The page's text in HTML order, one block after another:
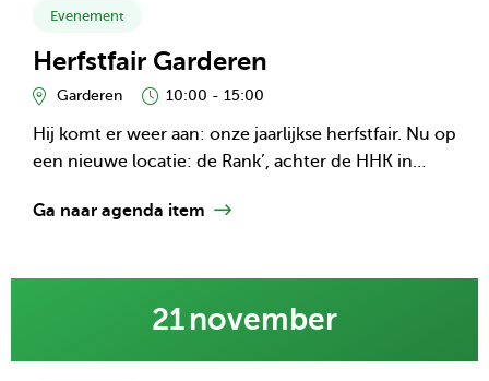
Herfstfair Garderen
Evenement
Garderen 10:00 - 15:00
Hij komt er weer aan: onze jaarlijkse herfstfair. Nu op
een nieuwe locatie: de Rank’, achter de HHK in
Ga naar agenda item
item:
Garderen
21november